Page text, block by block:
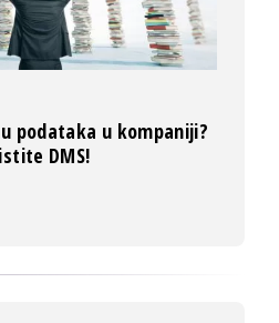
podataka u kompaniji?
DMS!